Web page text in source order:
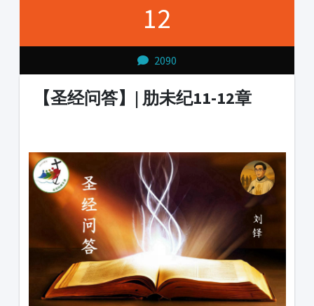
12
2090
【圣经问答】| 肋未纪11-12章